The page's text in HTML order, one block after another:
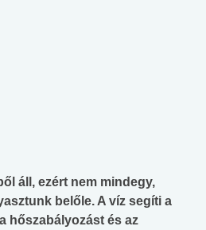
áll, ezért nem mindegy,
belőle. A víz segíti a
hőszabályozást és az